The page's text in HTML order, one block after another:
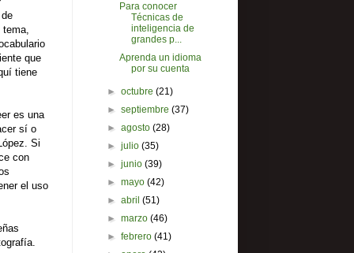
tema,
que
tiene
es una
sí o
Si
con
el uso
Para conocer
Técnicas de
inteligencia de
grandes p...
Aprenda un idioma
por su cuenta
►octubre(21)
►septiembre(37)
►agosto(28)
►julio(35)
►junio(39)
►mayo(42)
►abril(51)
►marzo(46)
►febrero(41)